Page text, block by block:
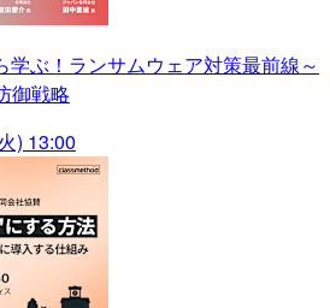
学ぶ！ランサムウェア対策最前線～
御戦略
) 13:00